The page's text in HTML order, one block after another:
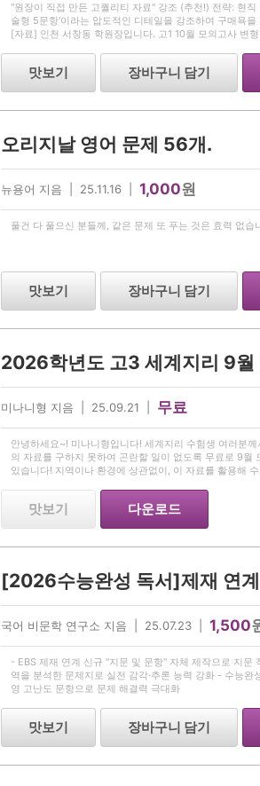
"원장이 직접 만든 고퀄리티 자료" 강조 (추천!) 전략: 현
술형 5문항'이라는 압도적인 디테일을 강조하여 구매욕
[자료] 인천 서창동 학원장입니다. 고1 10월 모의고사 변
맛보기 장바구니 담기
오리지날 영어 문제 56개.
뉴용어 지음 | 25.11.16 | 1,000원
풀건 다 풀으신 분들께, 같은 문제 또 푸는 것은 효력 없습
맛보기 장바구니 담기
미나니형 지음 | 25.09.21 | 무료
안녕하세요~! 미나니형입니다! 세계지리 수험생 여러분
의 자료를 구하지 못하여 곤란할 일이 없도록 무료로 9월
있습니다! 지역이나 환경에 상관없이, 이 자료를 활용해
맛보기 다운로드
국어 비문학 연구소 지음 | 25.07.23 | 1,500
- EBS 제재 연계 신규 "지문 및 문항" 자체 제작으로 지문
역을 분석한 문제지로 실전 감각·추론 능력 강화 - 수능완
영 고난도 문항으로 문제 해결력 극대화
맛보기 장바구니 담기